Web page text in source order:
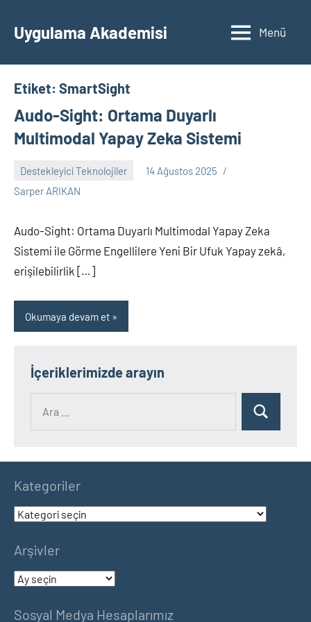
geçUygulama Akademisi Menü
Etiket: SmartSight
Audo-Sight: Ortama Duyarlı
Multimodal Yapay Zeka Sistemi
Destekleyici Teknolojiler
14 Ağustos 2025
Sarper ARIKAN
Yorum
Audo-Sight: Ortama Duyarlı Multimodal Yapay Zeka
Sistemi ile Görme Engellilere Yeni Bir Ufuk Yapay zekâ,
erişilebilirlik […]
Okumaya devam et
İçeriklerimizde arayın
Ara
Kategoriler
Kategoriler
Arşivler
Arşivler
Sosyal Medya Hesaplarımız